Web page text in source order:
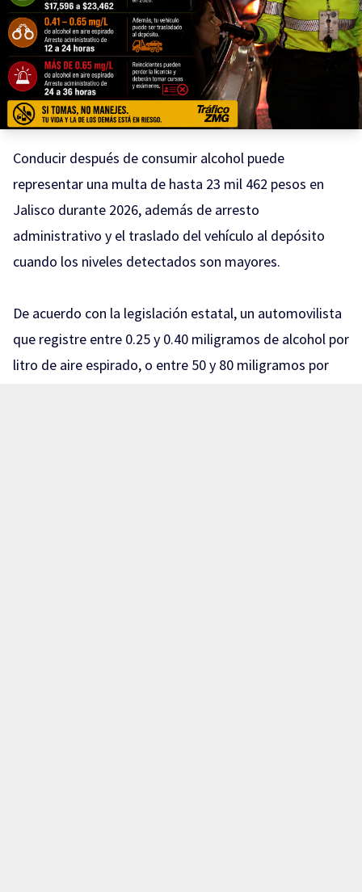
Conducir después de consumir alcohol puede
representar una multa de hasta 23 mil 462 pesos en
Jalisco durante 2026, además de arresto
administrativo y el traslado del vehículo al depósito
cuando los niveles detectados son mayores.
De acuerdo con la legislación estatal, un automovilista
que registre entre 0.25 y 0.40 miligramos de alcohol por
litro de aire espirado, o entre 50 y 80 miligramos por